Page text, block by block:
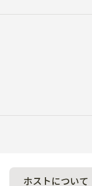
ホストについて